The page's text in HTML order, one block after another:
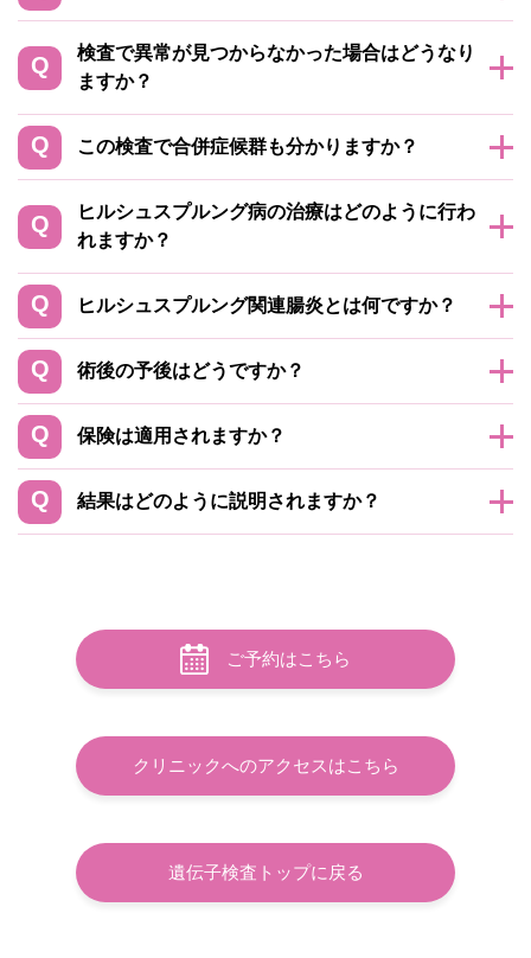
検査で異常が見つからなかった場合はどうなり
ますか？
この検査で合併症候群も分かりますか？
ヒルシュスプルング病の治療はどのように行わ
れますか？
ヒルシュスプルング関連腸炎とは何ですか？
術後の予後はどうですか？
保険は適用されますか？
結果はどのように説明されますか？
ご予約はこちら
クリニックへのアクセスはこちら
遺伝子検査トップに戻る